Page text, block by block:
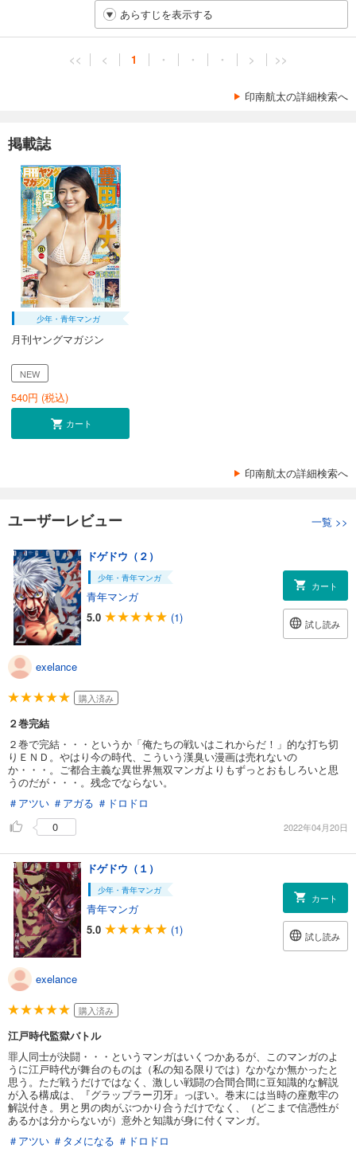
あらすじを表示する
<< < 1 ・ ・ ・ > >>
印南航太の詳細検索へ
掲載誌
少年・青年マンガ
月刊ヤングマガジン
NEW
540円 (税込)
カート
印南航太の詳細検索へ
ユーザーレビュー 一覧 >>
ドゲドウ（２）
少年・青年マンガ
青年マンガ
5.0
(1)
カート
試し読み
exelance
購入済み
２巻完結
２巻で完結・・・というか「俺たちの戦いはこれからだ！」的な打ち切
りＥＮＤ。やはり今の時代、こういう漢臭い漫画は売れないの
か・・・。ご都合主義な異世界無双マンガよりもずっとおもしろいと思
うのだが・・・。残念でならない。
＃アツい ＃アガる ＃ドロドロ
0
2022年04月20日
ドゲドウ（１）
少年・青年マンガ
青年マンガ
5.0
(1)
カート
試し読み
exelance
購入済み
江戸時代監獄バトル
罪人同士が決闘・・・というマンガはいくつかあるが、このマンガのよ
うに江戸時代が舞台のものは（私の知る限りでは）なかなか無かったと
思う。ただ戦うだけではなく、激しい戦闘の合間合間に豆知識的な解説
が入る構成は、『グラップラー刃牙』っぽい。巻末には当時の座敷牢の
解説付き。男と男の肉がぶつかり合うだけでなく、（どこまで信憑性が
あるかは分からないが）意外と知識が身に付くマンガ。
＃アツい ＃タメになる ＃ドロドロ